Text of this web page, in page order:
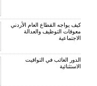
كيف يواجه القطاع العام الأردني
معوقات التوظيف والعدالة
الاجتماعية
الدور الغائب في التواقيت
الاستثنائية